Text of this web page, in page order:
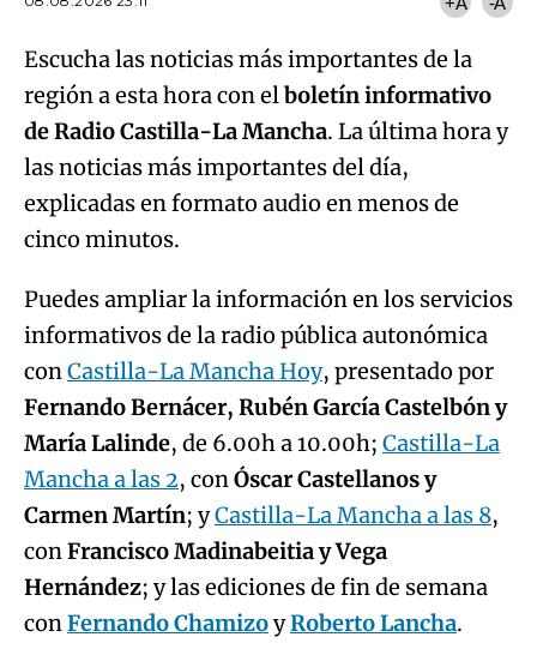
Escucha las noticias más importantes de la
región a esta hora con elboletín informativo
de Radio Castilla-La Mancha. La última hora y
las noticias más importantes del día,
explicadas en formato audio en menos de
cinco minutos.
Puedes ampliar la información en los servicios
informativos de la radio pública autonómica
conCastilla-La Mancha Hoy, presentado por
Fernando Bernácer, Rubén García Castelbón y
María Lalinde, de 6.00h a 10.00h; Castilla-La
Mancha a las 2, conÓscar Castellanos y
Carmen Martín; yCastilla-La Mancha a las 8,
conFrancisco Madinabeitia y Vega
Hernández; y las ediciones de fin de semana
conFernando ChamizoyRoberto Lancha.